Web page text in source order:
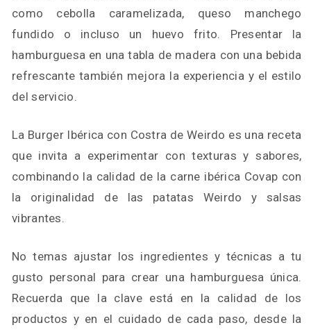
como cebolla caramelizada, queso manchego
fundido o incluso un huevo frito. Presentar la
hamburguesa en una tabla de madera con una bebida
refrescante también mejora la experiencia y el estilo
del servicio.
La Burger Ibérica con Costra de Weirdo es una receta
que invita a experimentar con texturas y sabores,
combinando la calidad de la carne ibérica Covap con
la originalidad de las patatas Weirdo y salsas
vibrantes.
No temas ajustar los ingredientes y técnicas a tu
gusto personal para crear una hamburguesa única.
Recuerda que la clave está en la calidad de los
productos y en el cuidado de cada paso, desde la